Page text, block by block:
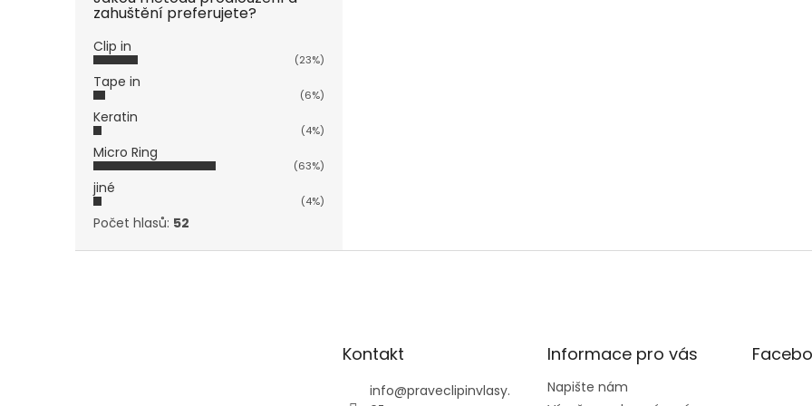
zahuštění preferujete?
Clip in
(23%)
Tape in
(6%)
Keratin
(4%)
Micro Ring
(63%)
jiné
(4%)
Počet hlasů: 52
Kontakt
info@praveclipinvlasy.
Informace pro vás
Napište nám